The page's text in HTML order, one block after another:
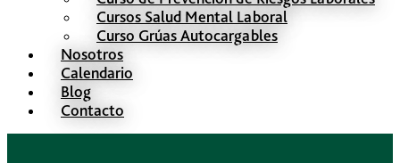
Cursos Salud Mental Laboral
Curso Grúas Autocargables
Nosotros
Calendario
Blog
Contacto